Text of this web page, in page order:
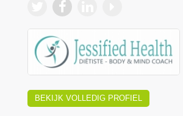
BEKIJK VOLLEDIG PROFIEL